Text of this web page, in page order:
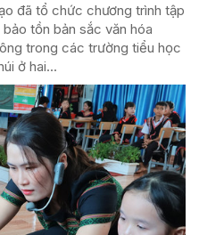
đã tổ chức chương trình tập
tồn bản sắc văn hóa
trong các trường tiểu học
ở hai...